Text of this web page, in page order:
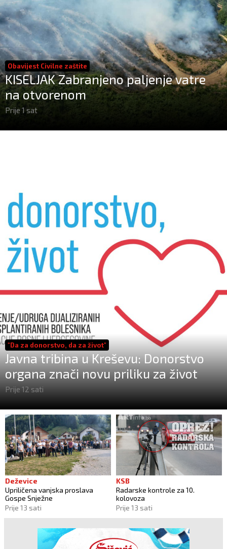
Obavijest Civilne zaštite
KISELJAK Zabranjeno paljenje vatre
na otvorenom
Prije 1 sat
"Da za donorstvo, da za život"
Javna tribina u Kreševu: Donorstvo
organa znači novu priliku za život
Prije 12 sati
Deževice
Upriličena vanjska proslava
Gospe Snježne
Prije 13 sati
KSB
Radarske kontrole za 10.
kolovoza
Prije 13 sati